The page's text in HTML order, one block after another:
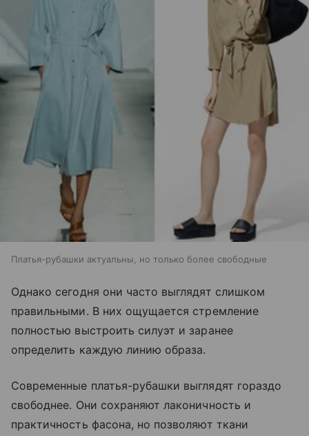
Платья-рубашки актуальны, но только более свободные
Однако сегодня они часто выглядят слишком
правильными. В них ощущается стремление
полностью выстроить силуэт и заранее
определить каждую линию образа.
Современные платья-рубашки выглядят гораздо
свободнее. Они сохраняют лаконичность и
практичность фасона, но позволяют ткани